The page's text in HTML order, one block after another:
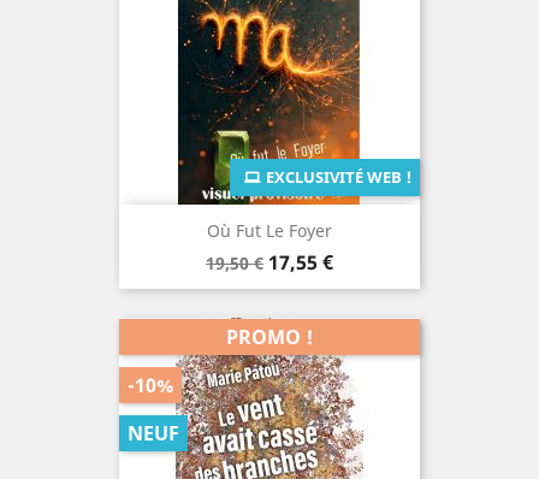
Où Fut Le Foyer
Prix
de
19,50 € Prix
17,55 €
EXCLUSIVITÉ WEB !
PROMO !
-10%
NEUF